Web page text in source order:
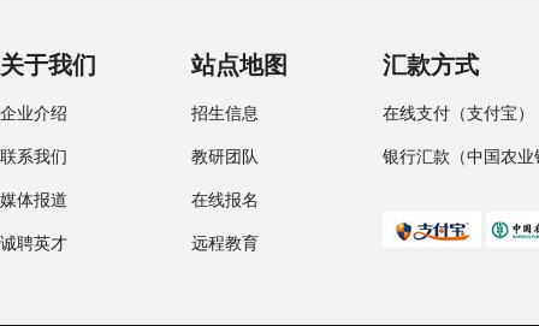
关于我们
企业介绍
联系我们
媒体报道
诚聘英才
站点地图
招生信息
教研团队
在线报名
远程教育
汇款方式
在线支付（支付宝）
银行汇款（中国农业